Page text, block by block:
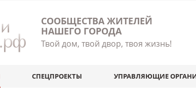
СООБЩЕСТВА ЖИТЕЛЕЙ
НАШЕГО ГОРОДА
Твой дом, твой двор, твоя жизнь!
СПЕЦПРОЕКТЫ УПРАВЛЯЮЩИЕ